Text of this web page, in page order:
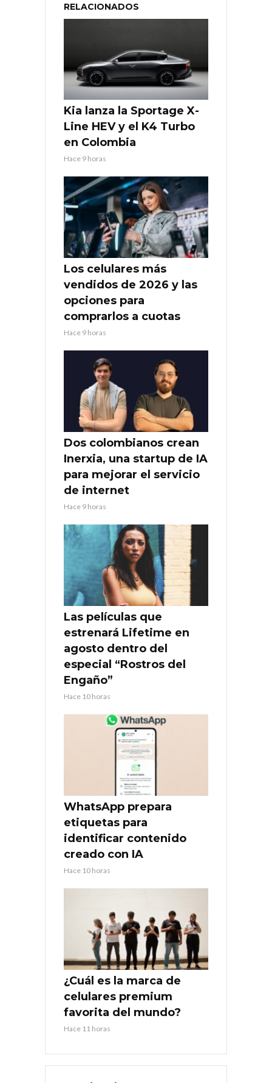
RELACIONADOS
Kia lanza la Sportage X-
Line HEV y el K4 Turbo
en Colombia
Hace 9 horas
Los celulares más
vendidos de 2026 y las
opciones para
comprarlos a cuotas
Hace 9 horas
Dos colombianos crean
Inerxia, una startup de IA
para mejorar el servicio
de internet
Hace 9 horas
Las películas que
estrenará Lifetime en
agosto dentro del
especial “Rostros del
Engaño”
Hace 10 horas
WhatsApp prepara
etiquetas para
identificar contenido
creado con IA
Hace 10 horas
¿Cuál es la marca de
celulares premium
favorita del mundo?
Hace 11 horas